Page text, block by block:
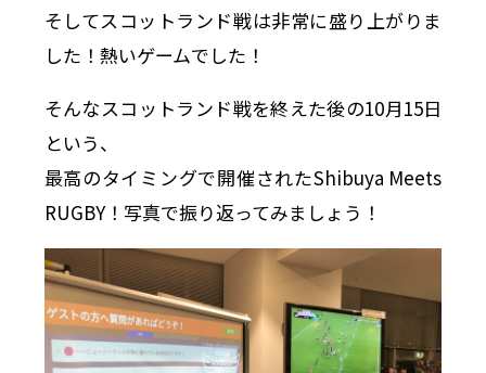
そしてスコットランド戦は非常に盛り上がりま
した！熱いゲームでした！
そんなスコットランド戦を終えた後の10月15日
という、
最高のタイミングで開催されたShibuya Meets
RUGBY！写真で振り返ってみましょう！